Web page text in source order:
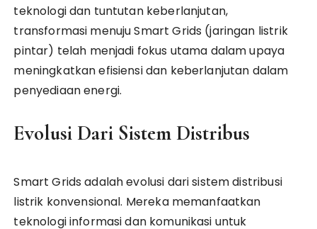
teknologi dan tuntutan keberlanjutan,
transformasi menuju Smart Grids (jaringan listrik
pintar) telah menjadi fokus utama dalam upaya
meningkatkan efisiensi dan keberlanjutan dalam
penyediaan energi.
Evolusi Dari Sistem Distribus
Smart Grids adalah evolusi dari sistem distribusi
listrik konvensional. Mereka memanfaatkan
teknologi informasi dan komunikasi untuk